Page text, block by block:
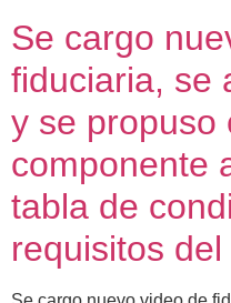
Se cargo
fiduciaria, se
y se propuso
componente
tabla de
requisitos